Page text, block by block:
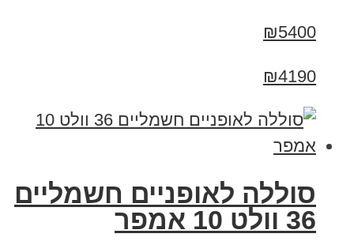
₪5400
₪4190
סוללה לאופניים חשמליים
36 וולט 10 אמפר